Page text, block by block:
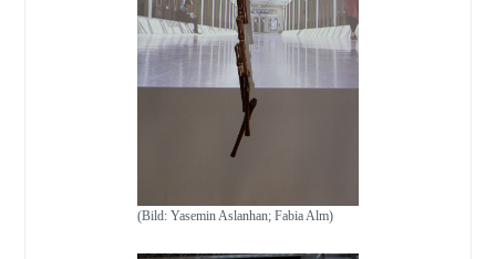
(Bild: Yasemin Aslanhan; Fabia Alm)